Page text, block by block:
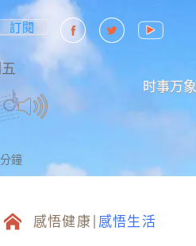
訂閱
时事万象
分鐘
感悟健康 感悟生活